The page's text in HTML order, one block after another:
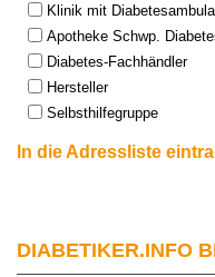
Klinik mit
Apotheke Schwp.
Diabetes-Fachhändler
Hersteller
Selbsthilfegruppe
In die Adressliste
DIABETIKER.INFO